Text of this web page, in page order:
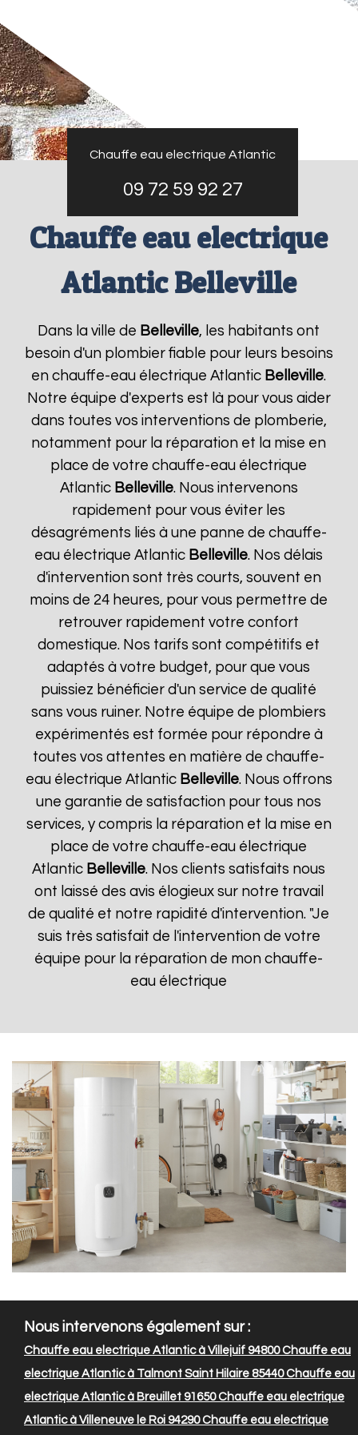
Chauffe eau electrique Atlantic
09 72 59 92 27
Chauffe eau electrique
Atlantic Belleville
Dans la ville de Belleville, les habitants ont
besoin d'un plombier fiable pour leurs besoins
en chauffe-eau électrique Atlantic Belleville.
Notre équipe d'experts est là pour vous aider
dans toutes vos interventions de plomberie,
notamment pour la réparation et la mise en
place de votre chauffe-eau électrique
Atlantic Belleville. Nous intervenons
rapidement pour vous éviter les
désagréments liés à une panne de chauffe-
eau électrique Atlantic Belleville. Nos délais
d'intervention sont très courts, souvent en
moins de 24 heures, pour vous permettre de
retrouver rapidement votre confort
domestique. Nos tarifs sont compétitifs et
adaptés à votre budget, pour que vous
puissiez bénéficier d'un service de qualité
sans vous ruiner. Notre équipe de plombiers
expérimentés est formée pour répondre à
toutes vos attentes en matière de chauffe-
eau électrique Atlantic Belleville. Nous offrons
une garantie de satisfaction pour tous nos
services, y compris la réparation et la mise en
place de votre chauffe-eau électrique
Atlantic Belleville. Nos clients satisfaits nous
ont laissé des avis élogieux sur notre travail
de qualité et notre rapidité d'intervention. "Je
suis très satisfait de l'intervention de votre
équipe pour la réparation de mon chauffe-
eau électrique
Nous intervenons également sur :
Chauffe eau electrique Atlantic à Villejuif 94800Chauffe eau
electrique Atlantic à Talmont Saint Hilaire 85440Chauffe eau
electrique Atlantic à Breuillet 91650Chauffe eau electrique
Atlantic à Villeneuve le Roi 94290Chauffe eau electrique